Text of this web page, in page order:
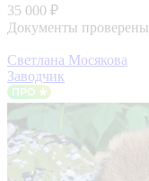
35 000 ₽
Документы проверены
Светлана Мосякова
Заводчик